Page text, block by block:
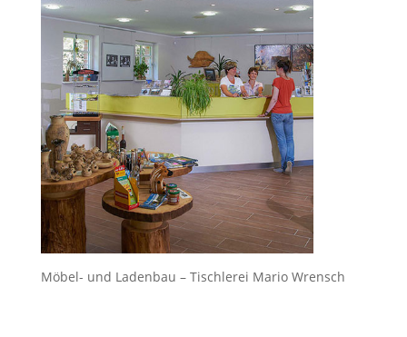
Möbel- und Ladenbau – Tischlerei Mario Wrensch